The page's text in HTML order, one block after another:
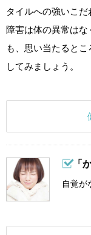
タイルへの強いこ
障害は体の異常はな
も、思い当たると
してみましょう。
「
自覚が